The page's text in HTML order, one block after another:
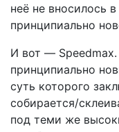
неё не вносилось
принципиально
И вот —
принципиально
суть которого
собирается/
под теми же